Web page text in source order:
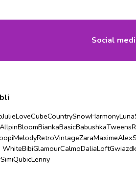
Social
JulieLoveCubeCountrySnowHarmonyLuna
AllpinBloomBiankaBasicBabushkaTweens
MelodyRetroVintageZaraMaximeAlex
WhiteBibiGlamourCalmoDaliaLoft
SimiQubicLenny